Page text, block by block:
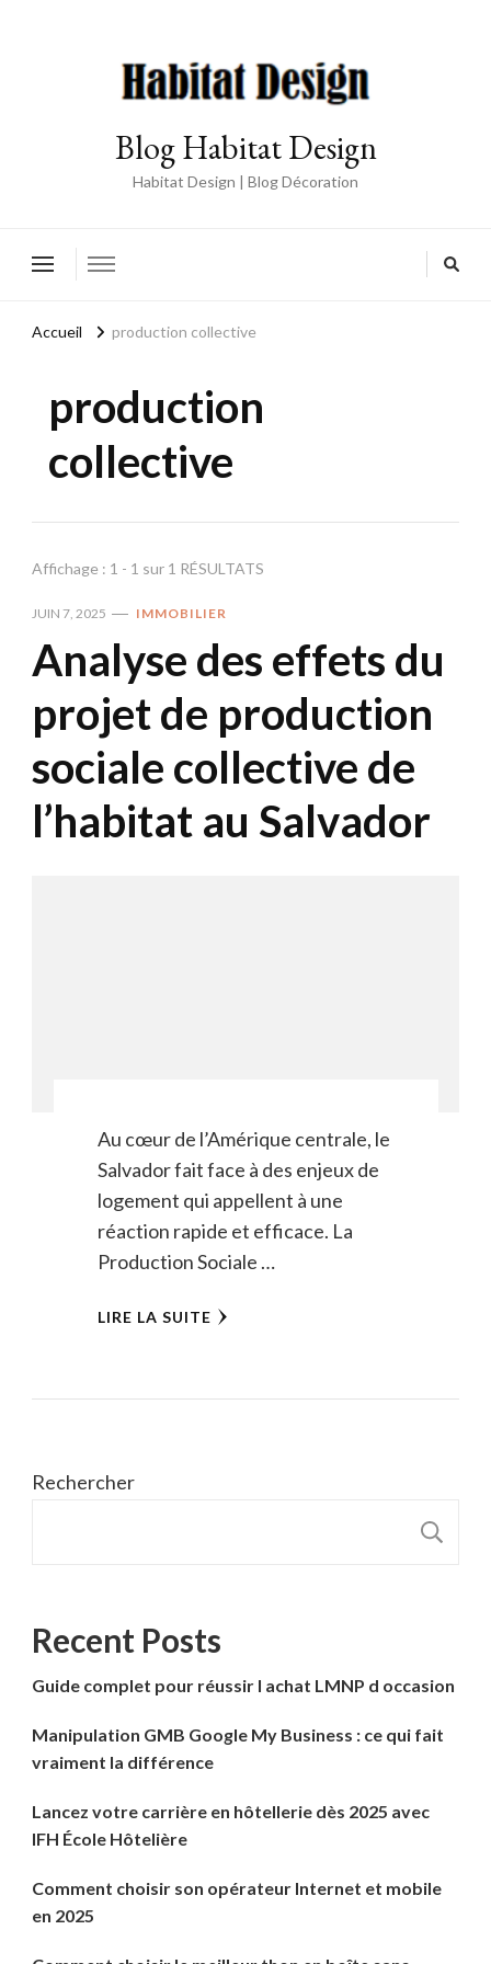
Blog Habitat Design
Habitat Design | Blog Décoration
Accueil production collective
production
collective
Affichage : 1 - 1 sur 1 RÉSULTATS
JUIN 7, 2025 IMMOBILIER
Analyse des effets du
projet de production
sociale collective de
l’habitat au Salvador
Au cœur de l’Amérique centrale, le
Salvador fait face à des enjeux de
logement qui appellent à une
réaction rapide et efficace. La
Production Sociale …
LIRE LA SUITE
Rechercher
Recent Posts
Guide complet pour réussir l achat LMNP d occasion
Manipulation GMB Google My Business : ce qui fait
vraiment la différence
Lancez votre carrière en hôtellerie dès 2025 avec
IFH École Hôtelière
Comment choisir son opérateur Internet et mobile
en 2025